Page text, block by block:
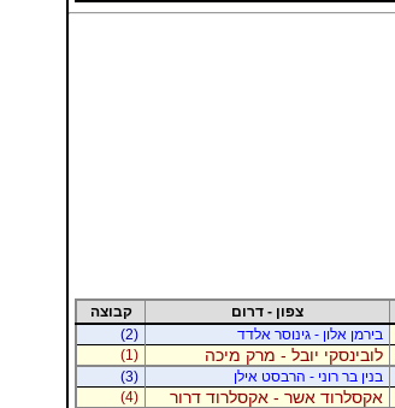
צפון - דרום
קבוצה
בירמן אלון - גינוסר אלדד
(2)
לובינסקי יובל - מרק מיכה
(1)
בנין בר רוני - הרבסט אילן
(3)
אקסלרוד אשר - אקסלרוד דרור (4)